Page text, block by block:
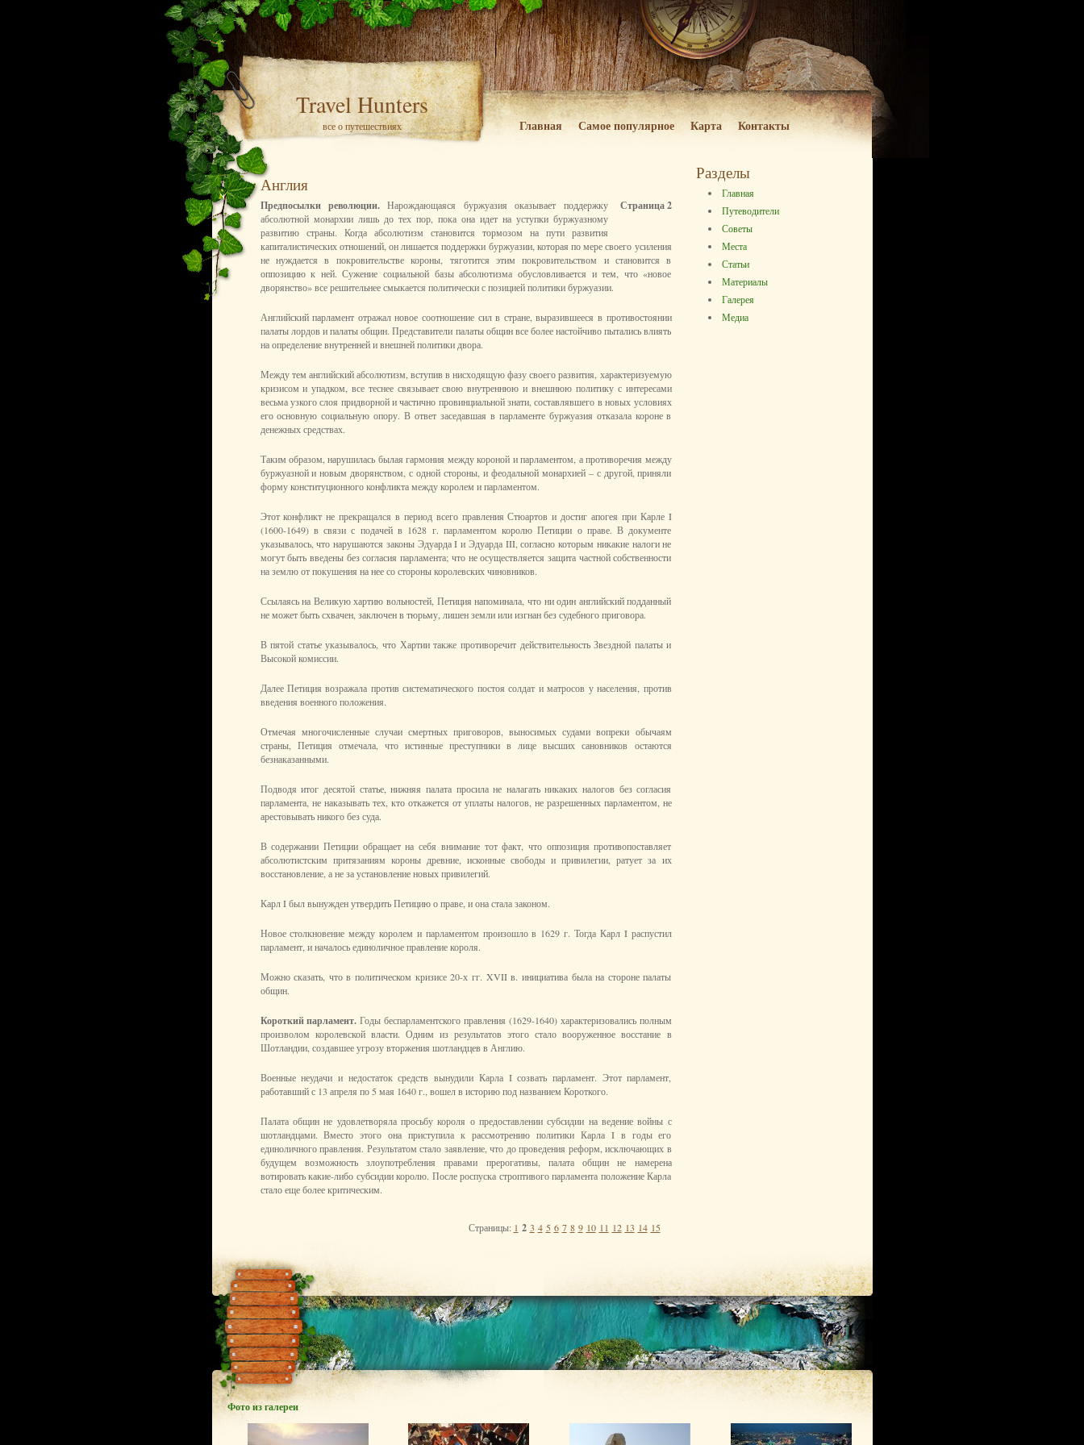
Travel Hunters
все о путешествиях Главная Самое популярное Карта Контакты
Англия
Страница 2
Предпосылки революции.Нарождающаяся буржуазия оказывает поддержку
абсолютной монархии лишь до тех пор, пока она идет на уступки буржуазному
развитию страны. Когда абсолютизм становится тормозом на пути развития
капиталистических отношений, он лишается поддержки буржуазии, которая по мере своего усиления
не нуждается в покровительстве короны, тяготится этим покровительством и становится в
оппозицию к ней. Сужение социальной базы абсолютизма обусловливается и тем, что «новое
дворянство» все решительнее смыкается политически с позицией политики буржуазии.
Английский парламент отражал новое соотношение сил в стране, выразившееся в противостоянии
палаты лордов и палаты общин. Представители палаты общин все более настойчиво пытались влиять
на определение внутренней и внешней политики двора.
Между тем английский абсолютизм, вступив в нисходящую фазу своего развития, характеризуемую
кризисом и упадком, все теснее связывает свою внутреннюю и внешнюю политику с интересами
весьма узкого слоя придворной и частично провинциальной знати, составлявшего в новых условиях
его основную социальную опору. В ответ заседавшая в парламенте буржуазия отказала короне в
денежных средствах.
Таким образом, нарушилась былая гармония между короной и парламентом, а противоречия между
буржуазной и новым дворянством, с одной стороны, и феодальной монархией – с другой, приняли
форму конституционного конфликта между королем и парламентом.
Этот конфликт не прекращался в период всего правления Стюартов и достиг апогея при Карле I
(1600-1649) в связи с подачей в 1628 г. парламентом королю Петиции о праве. В документе
указывалось, что нарушаются законы Эдуарда I и Эдуарда III, согласно которым никакие налоги не
могут быть введены без согласия парламента; что не осуществляется защита частной собственности
на землю от покушения на нее со стороны королевских чиновников.
Ссылаясь на Великую хартию вольностей, Петиция напоминала, что ни один английский подданный
не может быть схвачен, заключен в тюрьму, лишен земли или изгнан без судебного приговора.
В пятой статье указывалось, что Хартии также противоречит действительность Звездной палаты и
Высокой комиссии.
Далее Петиция возражала против систематического постоя солдат и матросов у населения, против
введения военного положения.
Отмечая многочисленные случаи смертных приговоров, выносимых судами вопреки обычаям
страны, Петиция отмечала, что истинные преступники в лице высших сановников остаются
безнаказанными.
Подводя итог десятой статье, нижняя палата просила не налагать никаких налогов без согласия
парламента, не наказывать тех, кто откажется от уплаты налогов, не разрешенных парламентом, не
арестовывать никого без суда.
В содержании Петиции обращает на себя внимание тот факт, что оппозиция противопоставляет
абсолютистским притязаниям короны древние, исконные свободы и привилегии, ратует за их
восстановление, а не за установление новых привилегий.
Карл I был вынужден утвердить Петицию о праве, и она стала законом.
Новое столкновение между королем и парламентом произошло в 1629 г. Тогда Карл I распустил
парламент, и началось единоличное правление короля.
Можно сказать, что в политическом кризисе 20-х гг. XVII в. инициатива была на стороне палаты
общин.
Короткий парламент.Годы беспарламентского правления (1629-1640) характеризовались полным
произволом королевской власти. Одним из результатов этого стало вооруженное восстание в
Шотландии, создавшее угрозу вторжения шотландцев в Англию.
Военные неудачи и недостаток средств вынудили Карла I созвать парламент. Этот парламент,
работавший с 13 апреля по 5 мая 1640 г., вошел в историю под названием Короткого.
Палата общин не удовлетворяла просьбу короля о предоставлении субсидии на ведение войны с
шотландцами. Вместо этого она приступила к рассмотрению политики Карла I в годы его
единоличного правления. Результатом стало заявление, что до проведения реформ, исключающих в
будущем возможность злоупотребления правами прерогативы, палата общин не намерена
вотировать какие-либо субсидии королю. После роспуска строптивого парламента положение Карла
стало еще более критическим.
Страницы: 1 2 3 4 5 6 7 8 9 10 11 12 13 14 15
Разделы
Главная
Путеводители
Советы
Места
Статьи
Материалы
Галерея
Медиа
Фото из галереи